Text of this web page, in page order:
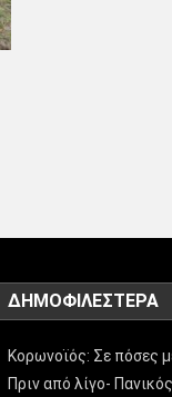
ΔΗΜΟΦΙΛΈΣΤΕΡΑ
Κορωνοϊός: Σε πόσες
Πριν από λίγο-